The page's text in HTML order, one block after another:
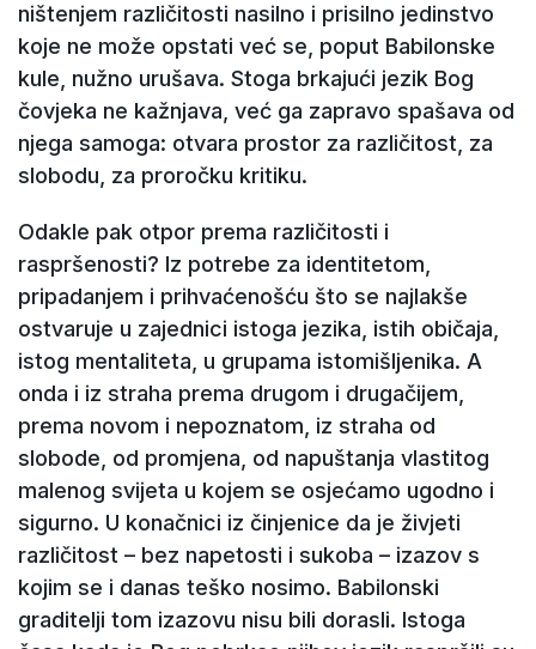
ništenjem različitosti nasilno i prisilno jedinstvo
koje ne može opstati već se, poput Babilonske
kule, nužno urušava. Stoga brkajući jezik Bog
čovjeka ne kažnjava, već ga zapravo spašava od
njega samoga: otvara prostor za različitost, za
slobodu, za proročku kritiku.
Odakle pak otpor prema različitosti i
raspršenosti? Iz potrebe za identitetom,
pripadanjem i prihvaćenošću što se najlakše
ostvaruje u zajednici istoga jezika, istih običaja,
istog mentaliteta, u grupama istomišljenika. A
onda i iz straha prema drugom i drugačijem,
prema novom i nepoznatom, iz straha od
slobode, od promjena, od napuštanja vlastitog
malenog svijeta u kojem se osjećamo ugodno i
sigurno. U konačnici iz činjenice da je živjeti
različitost – bez napetosti i sukoba – izazov s
kojim se i danas teško nosimo. Babilonski
graditelji tom izazovu nisu bili dorasli. Istoga